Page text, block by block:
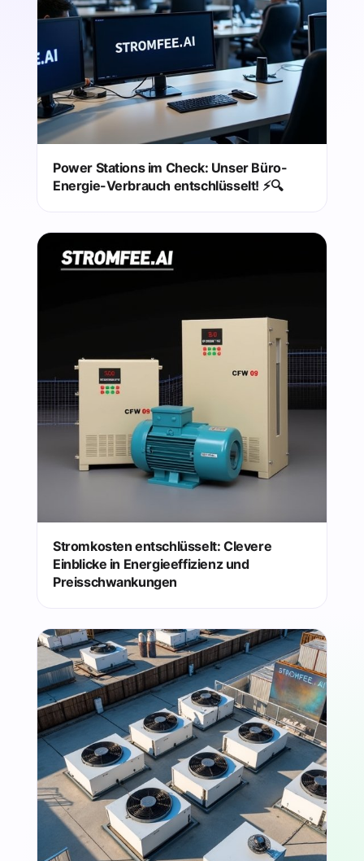
Power Stations im Check: Unser Büro-
Energie-Verbrauch entschlüsselt! ⚡️🔍
Stromkosten entschlüsselt: Clevere
Einblicke in Energieeffizienz und
Preisschwankungen